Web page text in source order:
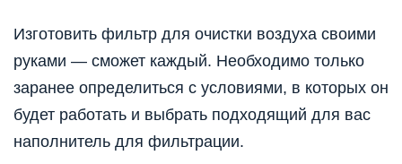
Изготовить фильтр для очистки воздуха своими
руками — сможет каждый. Необходимо только
заранее определиться с условиями, в которых он
будет работать и выбрать подходящий для вас
наполнитель для фильтрации.